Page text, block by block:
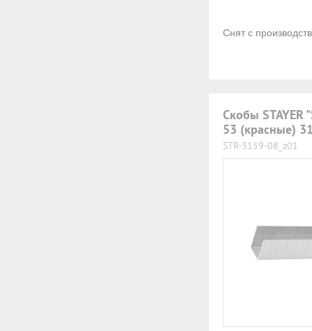
Снят с
Скобы STAYER
53 (красные)
STR-3159-08_z01